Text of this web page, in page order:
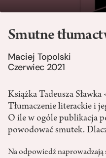
Smutne
Maciej Topolski
Czerwiec 2021
Książka Tadeusza
Tłumaczenie literackie i
O ile w ogóle publikacja
powodować smutek.
Na odpowiedź